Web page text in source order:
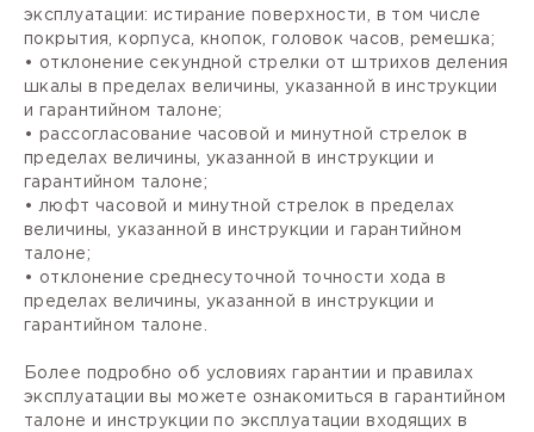
эксплуатации: истирание поверхности, в том числе
покрытия, корпуса, кнопок, головок часов, ремешка;
• отклонение секундной стрелки от штрихов деления
шкалы в пределах величины, указанной в инструкции
и гарантийном талоне;
• рассогласование часовой и минутной стрелок в
пределах величины, указанной в инструкции и
гарантийном талоне;
• люфт часовой и минутной стрелок в пределах
величины, указанной в инструкции и гарантийном
талоне;
• отклонение среднесуточной точности хода в
пределах величины, указанной в инструкции и
гарантийном талоне.
Более подробно об условиях гарантии и правилах
эксплуатации вы можете ознакомиться в гарантийном
талоне и инструкции по эксплуатации входящих в